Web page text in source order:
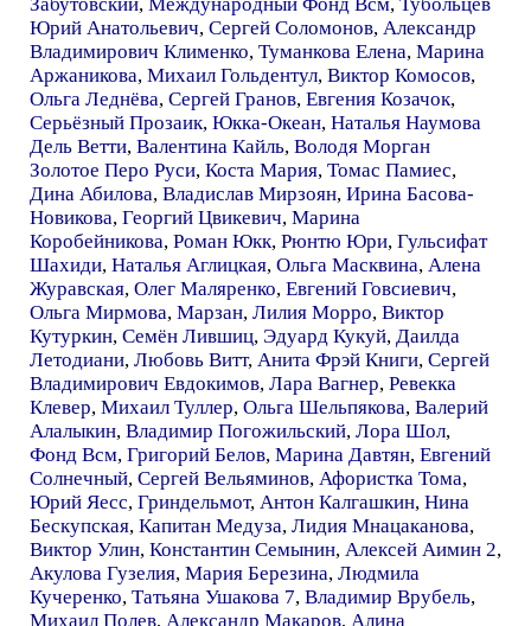
Юрий Анатольевич, Сергей Соломонов, Александр
Владимирович Клименко, Туманкова Елена, Марина
Аржаникова, Михаил Гольдентул, Виктор Комосов,
Ольга Леднёва, Сергей Гранов, Евгения Козачок,
Серьёзный Прозаик, Юкка-Океан, Наталья Наумова
Дель Ветти, Валентина Кайль, Володя Морган
Золотое Перо Руси, Коста Мария, Томас Памиес,
Дина Абилова, Владислав Мирзоян, Ирина Басова-
Новикова, Георгий Цвикевич, Марина
Коробейникова, Роман Юкк, Рюнтю Юри, Гульсифат
Шахиди, Наталья Аглицкая, Ольга Масквина, Алена
Журавская, Олег Маляренко, Евгений Говсиевич,
Ольга Мирмова, Марзан, Лилия Морро, Виктор
Кутуркин, Семён Лившиц, Эдуард Кукуй, Даилда
Летодиани, Любовь Витт, Анита Фрэй Книги, Сергей
Владимирович Евдокимов, Лара Вагнер, Ревекка
Клевер, Михаил Туллер, Ольга Шельпякова, Валерий
Алалыкин, Владимир Погожильский, Лора Шол,
Фонд Всм, Григорий Белов, Марина Давтян, Евгений
Солнечный, Сергей Вельяминов, Афористка Тома,
Юрий Яесс, Гриндельмот, Антон Калгашкин, Нина
Бескупская, Капитан Медуза, Лидия Мнацаканова,
Виктор Улин, Константин Семынин, Алексей Аимин 2,
Акулова Гузелия, Мария Березина, Людмила
Кучеренко, Татьяна Ушакова 7, Владимир Врубель,
Михаил Полев, Александр Макаров, Алина